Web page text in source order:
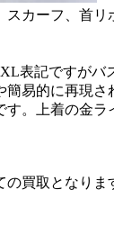
スカーフ、首
表記ですがバ
易的に再現
。上着の金
買取となりま